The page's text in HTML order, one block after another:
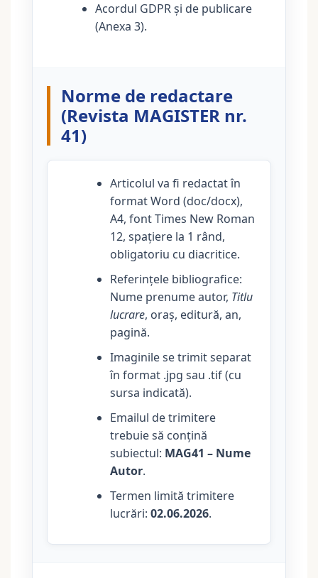
Acordul GDPR și de publicare
(Anexa 3).
Norme de redactare
(Revista MAGISTER nr.
41)
Articolul va fi redactat în
format Word (doc/docx),
A4, font Times New Roman
12, spațiere la 1 rând,
obligatoriu cu diacritice.
Referințele bibliografice:
Nume prenume autor, Titlu
lucrare, oraș, editură, an,
pagină.
Imaginile se trimit separat
în format .jpg sau .tif (cu
sursa indicată).
Emailul de trimitere
trebuie să conțină
subiectul: MAG41 – Nume
Autor.
Termen limită trimitere
lucrări: 02.06.2026.